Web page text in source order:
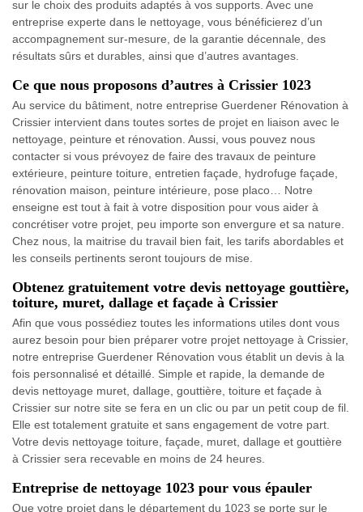
sur le choix des produits adaptés à vos supports. Avec une
entreprise experte dans le nettoyage, vous bénéficierez d’un
accompagnement sur-mesure, de la garantie décennale, des
résultats sûrs et durables, ainsi que d’autres avantages.
Ce que nous proposons d’autres à Crissier 1023
Au service du bâtiment, notre entreprise Guerdener Rénovation à
Crissier intervient dans toutes sortes de projet en liaison avec le
nettoyage, peinture et rénovation. Aussi, vous pouvez nous
contacter si vous prévoyez de faire des travaux de peinture
extérieure, peinture toiture, entretien façade, hydrofuge façade,
rénovation maison, peinture intérieure, pose placo… Notre
enseigne est tout à fait à votre disposition pour vous aider à
concrétiser votre projet, peu importe son envergure et sa nature.
Chez nous, la maitrise du travail bien fait, les tarifs abordables et
les conseils pertinents seront toujours de mise.
Obtenez gratuitement votre devis nettoyage gouttière,
toiture, muret, dallage et façade à Crissier
Afin que vous possédiez toutes les informations utiles dont vous
aurez besoin pour bien préparer votre projet nettoyage à Crissier,
notre entreprise Guerdener Rénovation vous établit un devis à la
fois personnalisé et détaillé. Simple et rapide, la demande de
devis nettoyage muret, dallage, gouttière, toiture et façade à
Crissier sur notre site se fera en un clic ou par un petit coup de fil.
Elle est totalement gratuite et sans engagement de votre part.
Votre devis nettoyage toiture, façade, muret, dallage et gouttière
à Crissier sera recevable en moins de 24 heures.
Entreprise de nettoyage 1023 pour vous épauler
Que votre projet dans le département du 1023 se porte sur le